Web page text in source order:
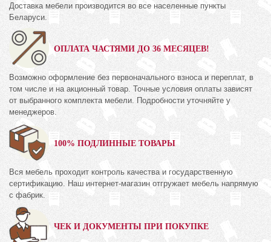
Доставка мебели производится во все населенные пункты
Беларуси.
ОПЛАТА ЧАСТЯМИ ДО 36 МЕСЯЦЕВ!
Возможно оформление без первоначального взноса и переплат, в
том числе и на акционный товар. Точные условия оплаты зависят
от выбранного комплекта мебели. Подробности уточняйте у
менеджеров.
100% ПОДЛИННЫЕ ТОВАРЫ
Вся мебель проходит контроль качества и государственную
сертификацию. Наш интернет-магазин отгружает мебель напрямую
с фабрик.
ЧЕК И ДОКУМЕНТЫ ПРИ ПОКУПКЕ